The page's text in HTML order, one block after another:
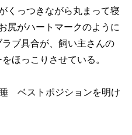
くっつきながら丸まって寝
尻がハートマークのように
ブ具合が、飼い主さんの
ほっこりさせている。
ベストポジションを明け